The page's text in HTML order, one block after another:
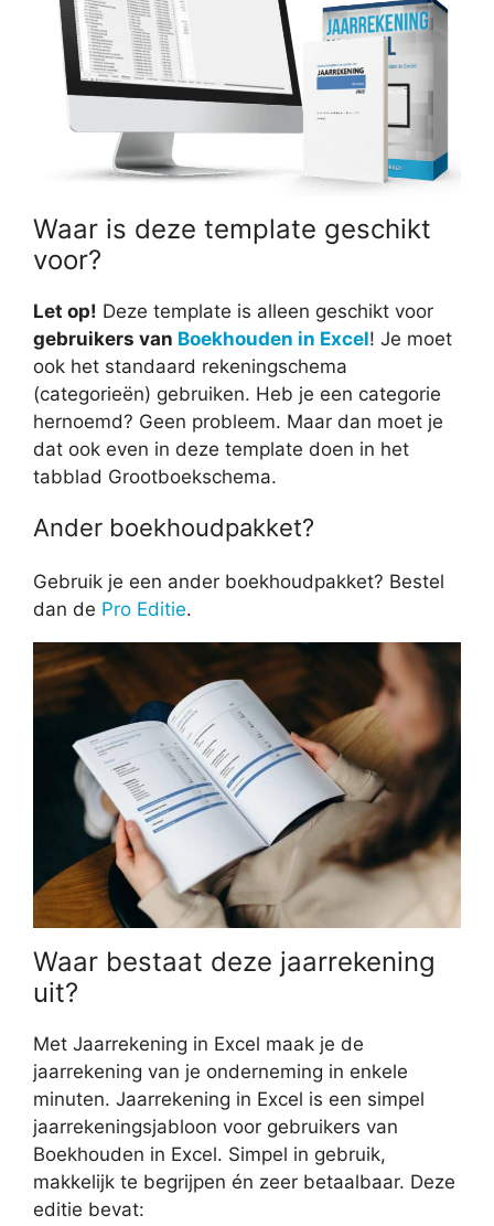
Waar is deze template geschikt
voor?
Let op! Deze template is alleen geschikt voor
gebruikers van Boekhouden in Excel! Je moet
ook het standaard rekeningschema
(categorieën) gebruiken. Heb je een categorie
hernoemd? Geen probleem. Maar dan moet je
dat ook even in deze template doen in het
tabblad Grootboekschema.
Ander boekhoudpakket?
Gebruik je een ander boekhoudpakket? Bestel
dan de Pro Editie.
Waar bestaat deze jaarrekening
uit?
Met Jaarrekening in Excel maak je de
jaarrekening van je onderneming in enkele
minuten. Jaarrekening in Excel is een simpel
jaarrekeningsjabloon voor gebruikers van
Boekhouden in Excel. Simpel in gebruik,
makkelijk te begrijpen én zeer betaalbaar. Deze
editie bevat: